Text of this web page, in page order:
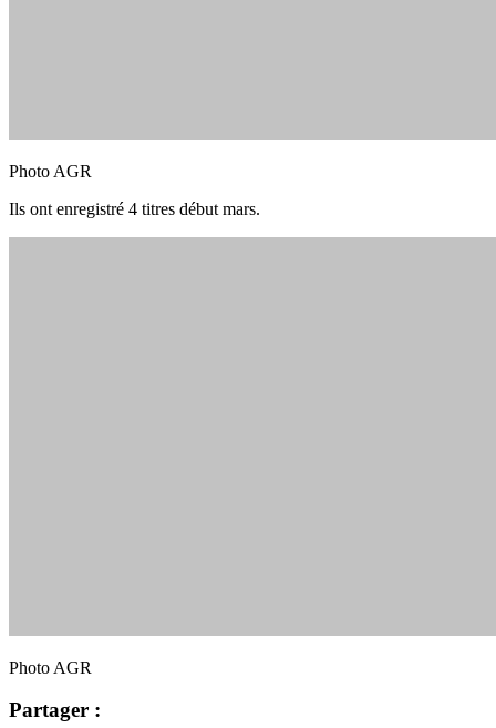
Photo AGR
Ils ont enregistré 4 titres début mars.
Photo AGR
Partager :